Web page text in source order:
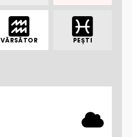
VĂRSĂTOR PEȘTI